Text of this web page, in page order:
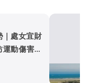
｜處女宜財
運動傷害